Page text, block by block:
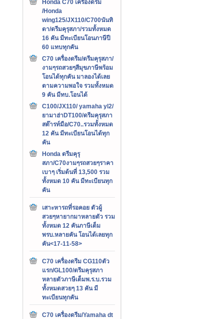
Honda C70 เครืองดรีม
/Honda
wing125/JX110/C700นันทิ
ดา/ดรีมคุรุสภา/รวมทั้งหมด
16 คัน มีทะเบียนโอนภาษีปี
60 แทบทุกคัน
C70 เครื่องดรีม/ดรีมคุรุสภา/
งามๆรถสวยๆสีมุขภาษีพร้อม
โอนได้ทุกคัน มาลองได้เลย
ตามความพอใจ รวมทั้งหมด
9 คัน มีทบ.โอนได้
C100/JX110/ yamaha yl2/
ยามาฮ่าDT100/ดรีมคุรุสภา
สต๊ารท์มือ/C70..รวมทั้งหมด
12 คัน มีทะเบียนโอนได้ทุก
คัน
Honda ดรีมคุรุ
สภา/C70งามๆรถสวยๆราคา
เบาๆ เริ่มต้นที่ 13,500 รวม
ทั้งหมด 10 คัน มีทะเบียนทุก
คัน
เสาะหารถที่รอคอย ตัวผู้
สวยๆหายากมาหลายตัว รวม
ทั้งหมด 12 คันภาษีเต็ม
พรบ.หลายคัน โอนได้เลยทุก
คัน<17-11-58>
C70 เครื่องดรีม CG110ตัว
แรก/GL100/ดรีมคุรุสภา
หลายตัวภาษีเต็มพ.ร.บ.รวม
ทั้งหมดสวยๆ 13 คัน มี
ทะเบียนทุกคัน
C70 เครื่องดรีม/Yamaha dt